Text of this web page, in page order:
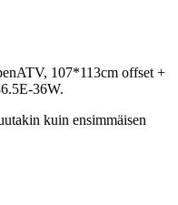
107*113cm offset +
36W.
kuin ensimmäisen